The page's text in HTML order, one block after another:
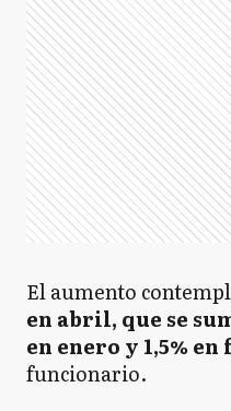
El aumento
en abril, que se
en enero y 1,5%
funcionario.